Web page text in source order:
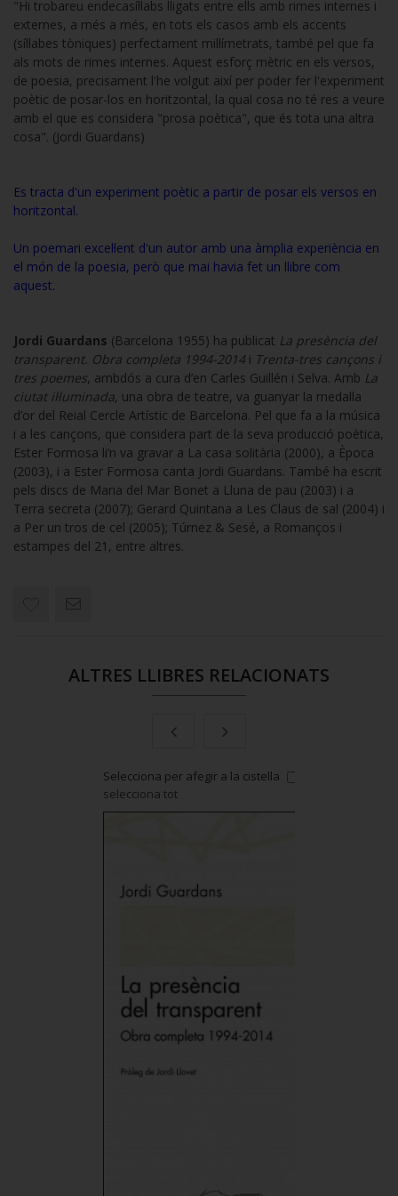
"Hi trobareu endecasíl·labs lligats entre ells amb rimes internes i
externes, a més a més, en tots els casos amb els accents
(síl·labes tòniques) perfectament mil·límetrats, també pel que fa
als mots de rimes internes. Aquest esforç mètric en els versos,
de poesia, precisament l'he volgut així per poder fer l'experiment
poètic de posar-los en horitzontal, la qual cosa no té res a veure
amb el que es considera "prosa poètica", que és tota una altra
cosa". (Jordi Guardans)
Es tracta d'un experiment poètic a partir de posar els versos en
horitzontal.
Un poemari excel·lent d'un autor amb una àmplia experiència en
el món de la poesia, però que mai havia fet un llibre com
aquest.
Jordi Guardans (Barcelona 1955) ha publicat La presència del
transparent. Obra completa 1994-2014 i Trenta-tres cançons i
tres poemes, ambdós a cura d’en Carles Guillén i Selva. Amb La
ciutat il·luminada, una obra de teatre, va guanyar la medalla
d’or del Reial Cercle Artístic de Barcelona. Pel que fa a la música
i a les cançons, que considera part de la seva producció poètica,
Ester Formosa li’n va gravar a La casa solitària (2000), a Època
(2003), i a Ester Formosa canta Jordi Guardans. També ha escrit
pels discs de Maria del Mar Bonet a Lluna de pau (2003) i a
Terra secreta (2007); Gerard Quintana a Les Claus de sal (2004) i
a Per un tros de cel (2005); Túrnez & Sesé, a Romanços i
estampes del 21, entre altres.
ALTRES LLIBRES RELACIONATS
Selecciona per afegir a la cistella
selecciona tot